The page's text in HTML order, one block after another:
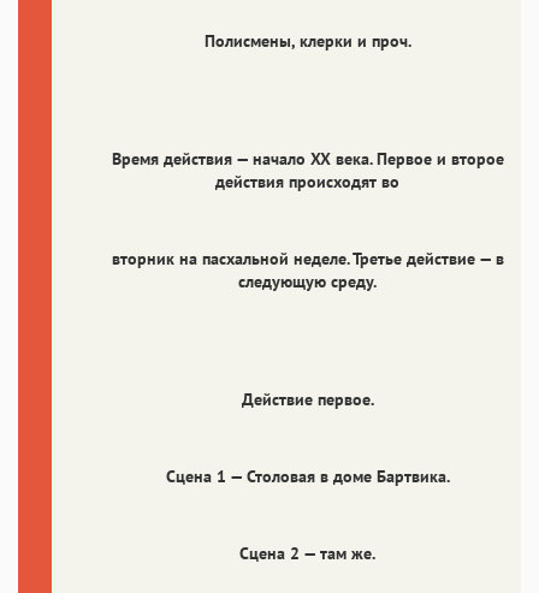
Полисмены, клерки и проч.
Время действия — начало XX века. Первое и второе
действия происходят во
вторник на пасхальной неделе. Третье действие — в
следующую среду.
Действие первое.
Сцена 1 — Столовая в доме Бартвика.
Сцена 2 — там же.